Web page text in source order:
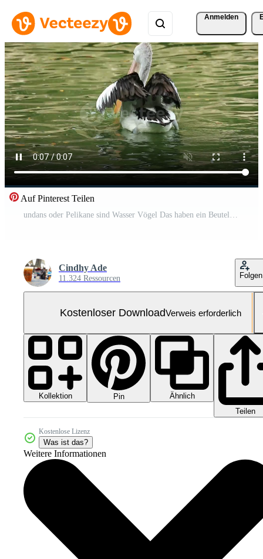
Anmelden
Auf Pinterest Teilen
undans oder Pelikane sind Wasser Vögel Das haben ein Beutel unter ihr Schnabel. es ist wissenschaftlich Name ist Pelecanus Onokrotalus. sehr schön mit Weiß Farbe. einer von das Beliebt Tiere im Ragunan. Kostenloses Video
Cindhy Ade
11.324 Ressourcen Folgen
Kostenloser DownloadVerweis erforderlich
Kollektion Pin
Ähnlich
Teilen
Kostenlose Lizenz
Was ist das?
Weitere Informationen